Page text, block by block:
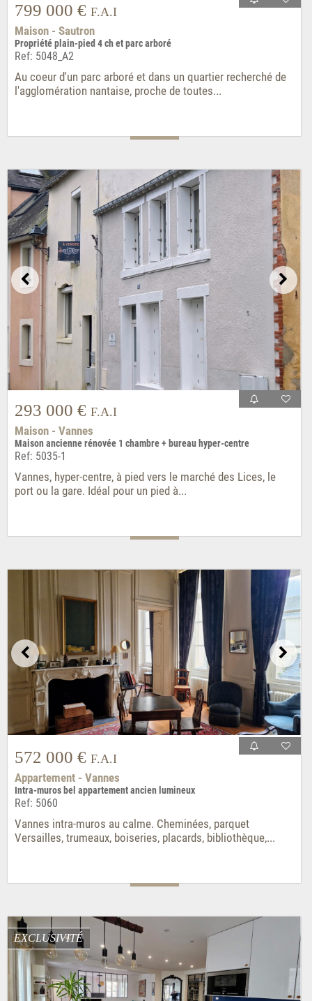
799 000 € F.A.I
Maison - Sautron
Propriété plain-pied 4 ch et parc arboré
Ref: 5048_A2
Au coeur d'un parc arboré et dans un quartier recherché de
l'agglomération nantaise, proche de toutes...
293 000 € F.A.I
Maison - Vannes
Maison ancienne rénovée 1 chambre + bureau hyper-centre
Ref: 5035-1
Vannes, hyper-centre, à pied vers le marché des Lices, le
port ou la gare. Idéal pour un pied à...
572 000 € F.A.I
Appartement - Vannes
Intra-muros bel appartement ancien lumineux
Ref: 5060
Vannes intra-muros au calme. Cheminées, parquet
Versailles, trumeaux, boiseries, placards, bibliothèque,...
EXCLUSIVITÉ